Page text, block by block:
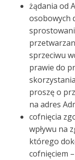
żądania od
osobowych
sprzeciwu
prawie do
proszę o
na adres
cofnięcia
wpływu na
którego
cofnięciem